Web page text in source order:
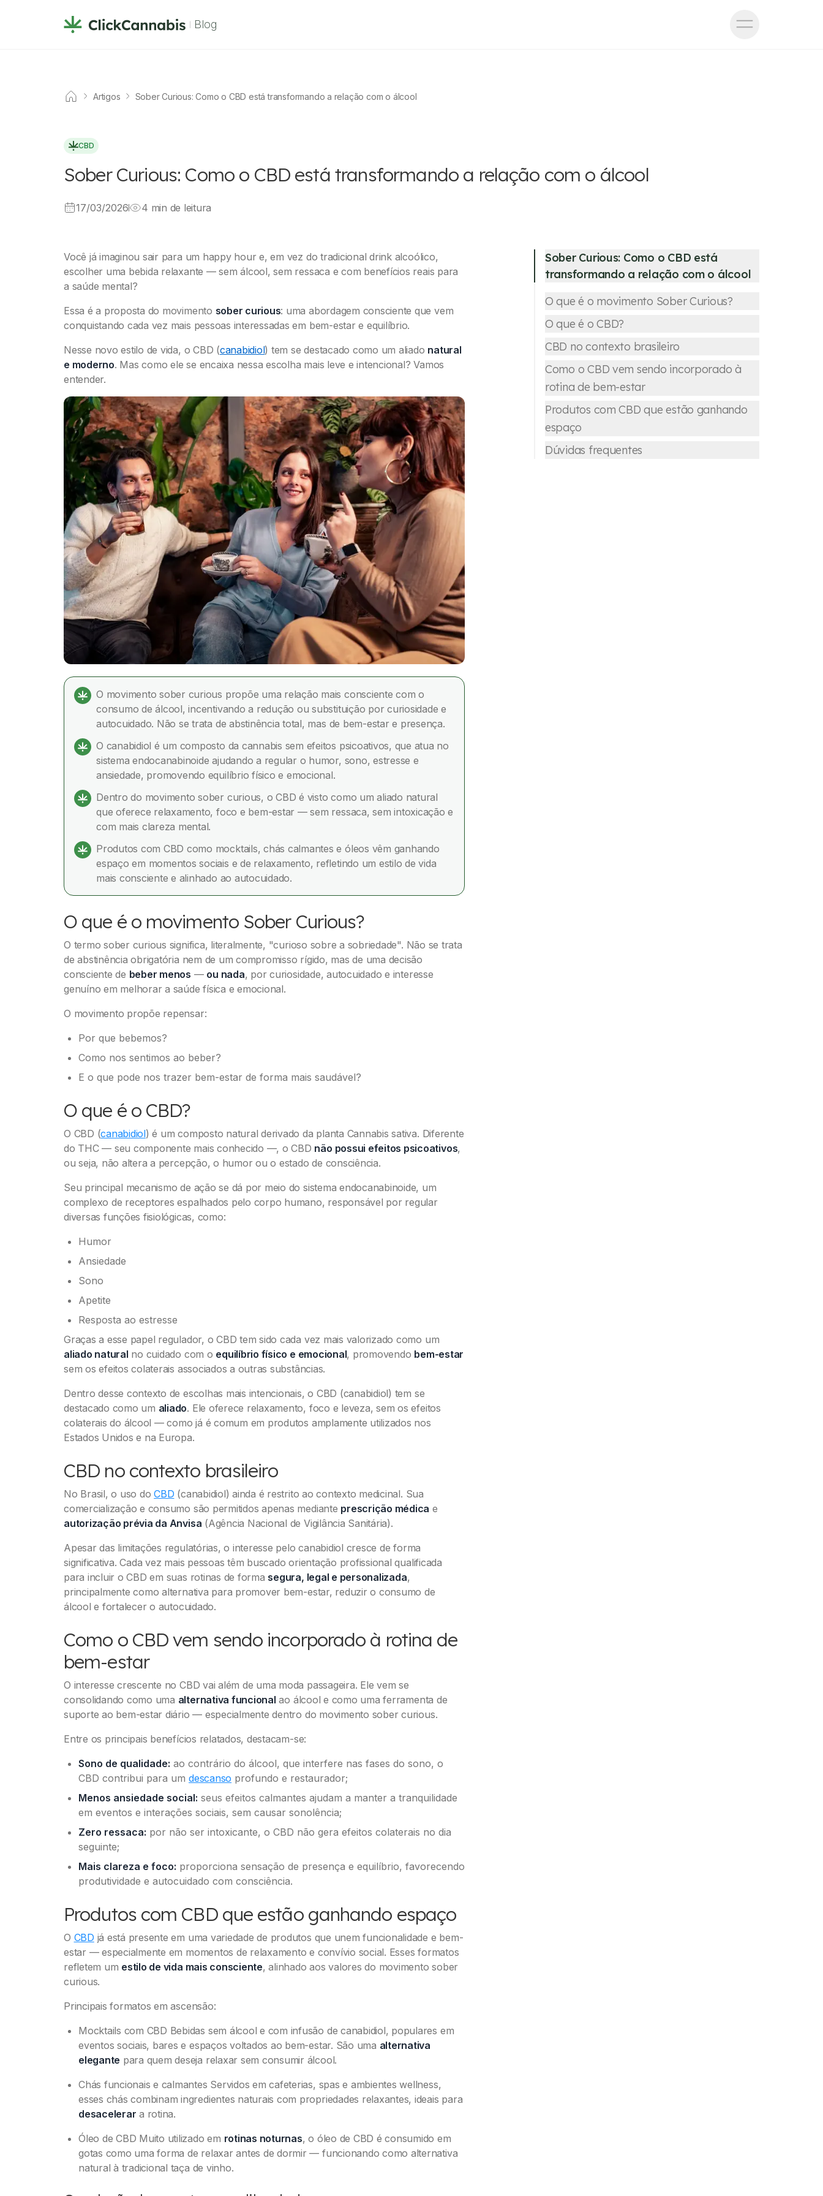
Blog
Artigos Sober Curious: Como o CBD está transformando a relação com o álcool
CBD
Sober Curious: Como o CBD está transformando a relação com o álcool
17/03/2026 4 min de leitura
Você já imaginou sair para um happy hour e, em vez do tradicional drink alcoólico,
escolher uma bebida relaxante — sem álcool, sem ressaca e com benefícios reais para
a saúde mental?
Essa é a proposta do movimento sober curious: uma abordagem consciente que vem
conquistando cada vez mais pessoas interessadas em bem-estar e equilíbrio.
Nesse novo estilo de vida, o CBD (canabidiol) tem se destacado como um aliado natural
e moderno. Mas como ele se encaixa nessa escolha mais leve e intencional? Vamos
entender.
O movimento sober curious propõe uma relação mais consciente com o
consumo de álcool, incentivando a redução ou substituição por curiosidade e
autocuidado. Não se trata de abstinência total, mas de bem-estar e presença.
O canabidiol é um composto da cannabis sem efeitos psicoativos, que atua no
sistema endocanabinoide ajudando a regular o humor, sono, estresse e
ansiedade, promovendo equilíbrio físico e emocional.
Dentro do movimento sober curious, o CBD é visto como um aliado natural
que oferece relaxamento, foco e bem-estar — sem ressaca, sem intoxicação e
com mais clareza mental.
Produtos com CBD como mocktails, chás calmantes e óleos vêm ganhando
espaço em momentos sociais e de relaxamento, refletindo um estilo de vida
mais consciente e alinhado ao autocuidado.
O que é o movimento Sober Curious?
O termo sober curious significa, literalmente, "curioso sobre a sobriedade". Não se trata
de abstinência obrigatória nem de um compromisso rígido, mas de uma decisão
consciente de beber menos — ou nada, por curiosidade, autocuidado e interesse
genuíno em melhorar a saúde física e emocional.
O movimento propõe repensar:
Por que bebemos?
Como nos sentimos ao beber?
E o que pode nos trazer bem-estar de forma mais saudável?
O que é o CBD?
O CBD (canabidiol) é um composto natural derivado da planta Cannabis sativa. Diferente
do THC — seu componente mais conhecido —, o CBD não possui efeitos psicoativos,
ou seja, não altera a percepção, o humor ou o estado de consciência.
Seu principal mecanismo de ação se dá por meio do sistema endocanabinoide, um
complexo de receptores espalhados pelo corpo humano, responsável por regular
diversas funções fisiológicas, como:
Humor
Ansiedade
Sono
Apetite
Resposta ao estresse
Graças a esse papel regulador, o CBD tem sido cada vez mais valorizado como um
aliado natural no cuidado com o equilíbrio físico e emocional, promovendo bem-estar
sem os efeitos colaterais associados a outras substâncias.
Dentro desse contexto de escolhas mais intencionais, o CBD (canabidiol) tem se
destacado como um aliado. Ele oferece relaxamento, foco e leveza, sem os efeitos
colaterais do álcool — como já é comum em produtos amplamente utilizados nos
Estados Unidos e na Europa.
CBD no contexto brasileiro
No Brasil, o uso doCBD (canabidiol) ainda é restrito ao contexto medicinal. Sua
comercialização e consumo são permitidos apenas mediante prescrição médica e
autorização prévia da Anvisa (Agência Nacional de Vigilância Sanitária).
Apesar das limitações regulatórias, o interesse pelo canabidiol cresce de forma
significativa. Cada vez mais pessoas têm buscado orientação profissional qualificada
para incluir o CBD em suas rotinas de forma segura, legal e personalizada,
principalmente como alternativa para promover bem-estar, reduzir o consumo de
álcool e fortalecer o autocuidado.
Como o CBD vem sendo incorporado à rotina de
bem-estar
O interesse crescente no CBD vai além de uma moda passageira. Ele vem se
consolidando como uma alternativa funcional ao álcool e como uma ferramenta de
suporte ao bem-estar diário — especialmente dentro do movimento sober curious.
Entre os principais benefícios relatados, destacam-se:
Sono de qualidade: ao contrário do álcool, que interfere nas fases do sono, o
CBD contribui para um descanso profundo e restaurador;
Menos ansiedade social: seus efeitos calmantes ajudam a manter a tranquilidade
em eventos e interações sociais, sem causar sonolência;
Zero ressaca: por não ser intoxicante, o CBD não gera efeitos colaterais no dia
seguinte;
Mais clareza e foco: proporciona sensação de presença e equilíbrio, favorecendo
produtividade e autocuidado com consciência.
Produtos com CBD que estão ganhando espaço
O CBD já está presente em uma variedade de produtos que unem funcionalidade e bem-
estar — especialmente em momentos de relaxamento e convívio social. Esses formatos
refletem um estilo de vida mais consciente, alinhado aos valores do movimento sober
curious.
Principais formatos em ascensão:
Mocktails com CBD Bebidas sem álcool e com infusão de canabidiol, populares em
eventos sociais, bares e espaços voltados ao bem-estar. São uma alternativa
elegante para quem deseja relaxar sem consumir álcool.
Chás funcionais e calmantes Servidos em cafeterias, spas e ambientes wellness,
esses chás combinam ingredientes naturais com propriedades relaxantes, ideais para
desacelerar a rotina.
Óleo de CBD Muito utilizado em rotinas noturnas, o óleo de CBD é consumido em
gotas como uma forma de relaxar antes de dormir — funcionando como alternativa
natural à tradicional taça de vinho.
Sober Curious: Como o CBD está
transformando a relação com o álcool
O que é o movimento Sober Curious?
O que é o CBD?
CBD no contexto brasileiro
Como o CBD vem sendo incorporado à
rotina de bem-estar
Produtos com CBD que estão ganhando
espaço
Dúvidas frequentes